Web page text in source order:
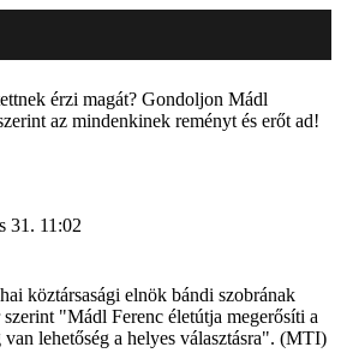
érzi magát? Gondoljon Mádl
az mindenkinek reményt és erőt ad!
31. 11:02
köztársasági elnök bándi szobrának
"Mádl Ferenc életútja megerősíti a
lehetőség a helyes választásra". (MTI)